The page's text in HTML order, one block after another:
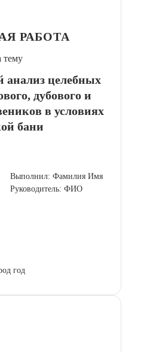
РАБОТА
тему
анализ целебных
дубового и
в условиях
бани
Выполнил: Фамилия Имя
Руководитель: ФИО
год